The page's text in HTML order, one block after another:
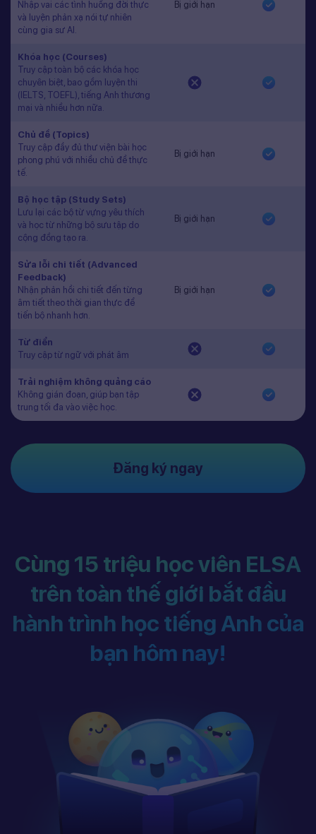
Nhập vai các tình huống đời thực
và luyện phản xạ nói tự nhiên
cùng gia sư AI.
Bị giới hạn
Khóa học (Courses)
Truy cập toàn bộ các khóa học
chuyên biệt, bao gồm luyện thi
(IELTS, TOEFL), tiếng Anh thương
mại và nhiều hơn nữa.
Chủ đề (Topics)
Truy cập đầy đủ thư viện bài học
phong phú với nhiều chủ đề thực
tế.
Bị giới hạn
Bộ học tập (Study Sets)
Lưu lại các bộ từ vựng yêu thích
và học từ những bộ sưu tập do
cộng đồng tạo ra.
Bị giới hạn
Sửa lỗi chi tiết (Advanced
Feedback)
Nhận phản hồi chi tiết đến từng
âm tiết theo thời gian thực để
tiến bộ nhanh hơn.
Bị giới hạn
Từ điển
Truy cập từ ngữ với phát âm
Trải nghiệm không quảng cáo
Không gián đoạn, giúp bạn tập
trung tối đa vào việc học.
Đăng ký ngay
Cùng 15 triệu học viên ELSA
trên toàn thế giới bắt đầu
hành trình học tiếng Anh của
bạn hôm nay!